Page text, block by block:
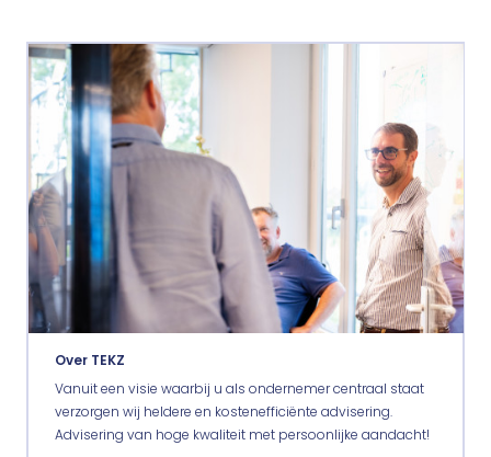
Over TEKZ
Vanuit een visie waarbij u als ondernemer centraal staat
verzorgen wij heldere en kostenefficiënte advisering.
Advisering van hoge kwaliteit met persoonlijke aandacht!